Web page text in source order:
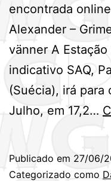
encontrada
Alexander –
vänner A
indicativo SAQ,
(Suécia), irá para
Julho, em 17,2…
Publicado em 27/06/
Categorizado como